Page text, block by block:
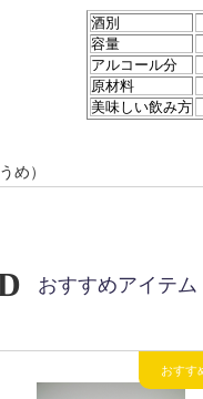
酒別
容量
アルコール分
原材料
美味しい飲み方
め）
おすすめアイテム